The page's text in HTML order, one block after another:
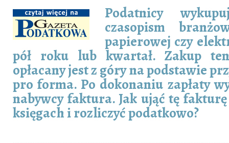
Podatnicy
czasopism
papierowej czy
pół roku lub kwartał. Zakup
opłacany jest z góry na podstawie
pro forma. Po dokonaniu zapłaty
nabywcy faktura. Jak ująć tę
księgach i rozliczyć podatkowo?